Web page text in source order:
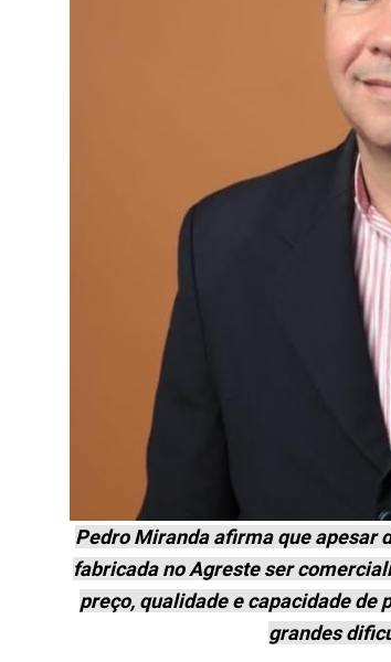
Pedro Miranda afirma que apesar
fabricada no Agreste ser
preço, qualidade e capacidade de
grandes